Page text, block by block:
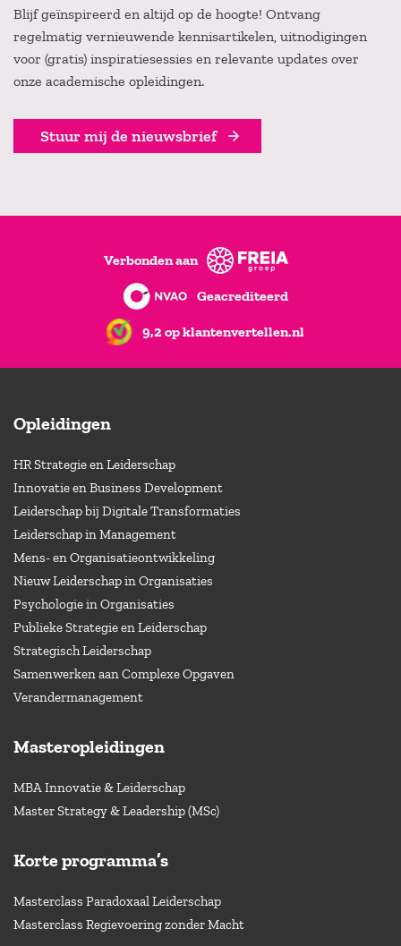
Blijf geïnspireerd en altijd op de hoogte! Ontvang
regelmatig vernieuwende kennisartikelen, uitnodigingen
voor (gratis) inspiratiesessies en relevante updates over
onze academische opleidingen.
Stuur mij de nieuwsbrief
Verbonden aan
Geacrediteerd
9,2 op klantenvertellen.nl
Opleidingen
HR Strategie en Leiderschap
Innovatie en Business Development
Leiderschap bij Digitale Transformaties
Leiderschap in Management
Mens- en Organisatieontwikkeling
Nieuw Leiderschap in Organisaties
Psychologie in Organisaties
Publieke Strategie en Leiderschap
Strategisch Leiderschap
Samenwerken aan Complexe Opgaven
Verandermanagement
Masteropleidingen
MBA Innovatie & Leiderschap
Master Strategy & Leadership (MSc)
Korte programma’s
Masterclass Paradoxaal Leiderschap
Masterclass Regievoering zonder Macht